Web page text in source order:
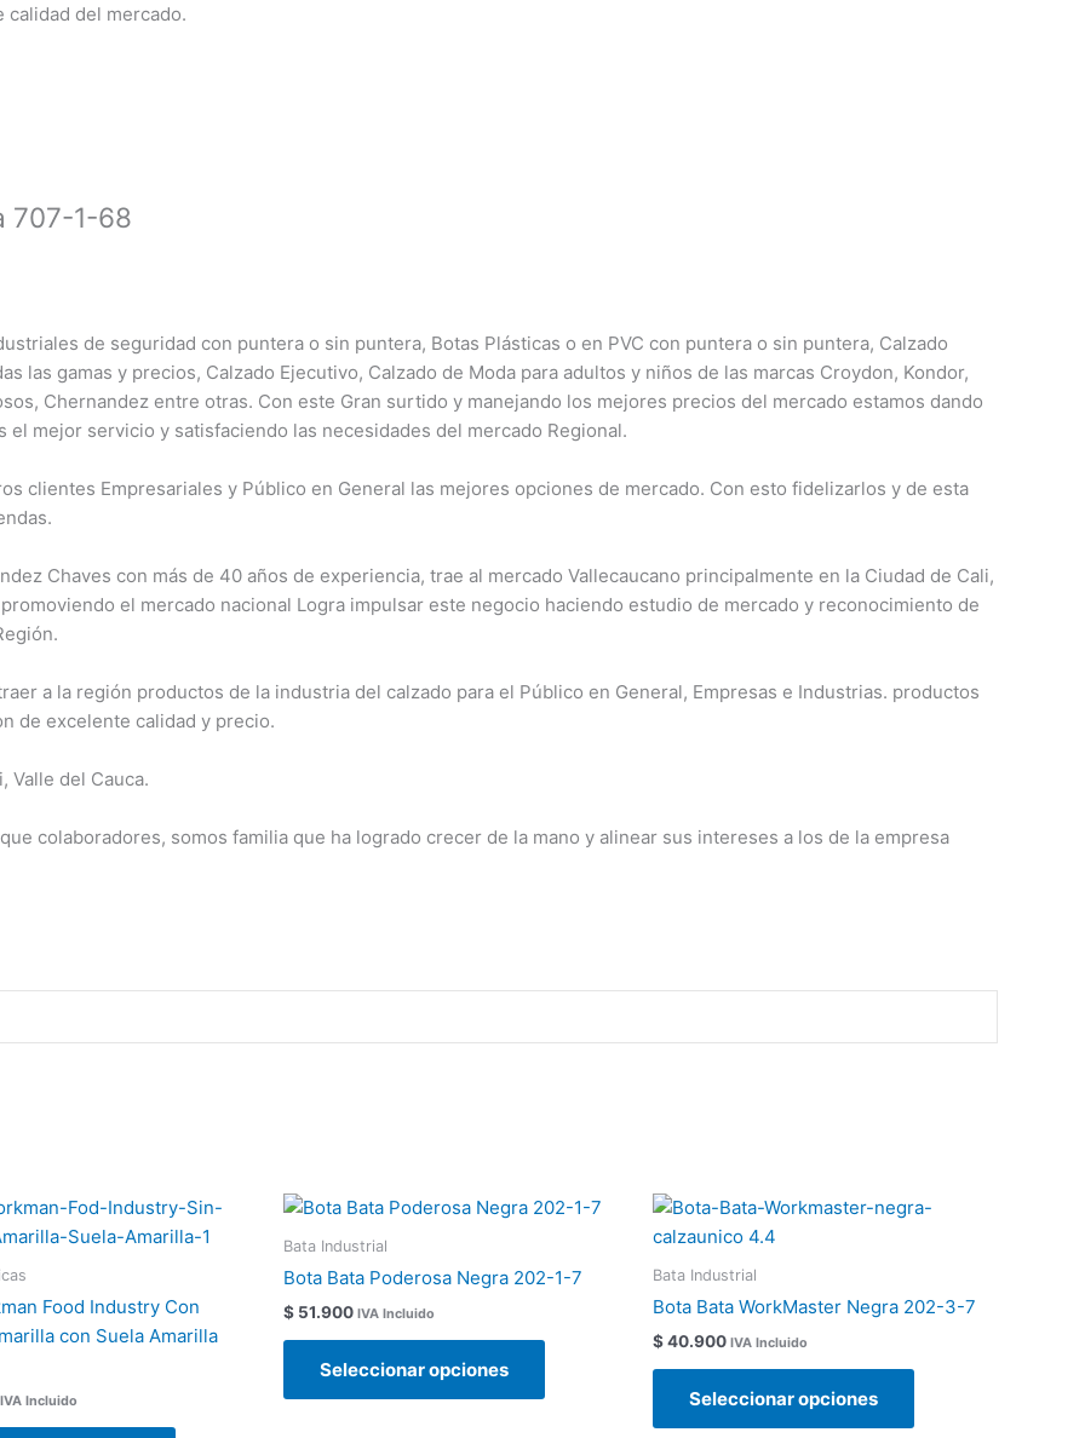
del mercado.
707-1-68
de seguridad con puntera o sin puntera, Botas Plásticas o en PVC con puntera o sin puntera, Calzado
las gamas y precios, Calzado Ejecutivo, Calzado de Moda para adultos y niños de las marcas Croydon, Kondor,
Chernandez entre otras. Con este Gran surtido y manejando los mejores precios del mercado estamos dando
mejor servicio y satisfaciendo las necesidades del mercado Regional.
clientes Empresariales y Público en General las mejores opciones de mercado. Con esto fidelizarlos y de esta
Chaves con más de 40 años de experiencia, trae al mercado Vallecaucano principalmente en la Ciudad de Cali,
el mercado nacional Logra impulsar este negocio haciendo estudio de mercado y reconocimiento de
a la región productos de la industria del calzado para el Público en General, Empresas e Industrias. productos
de excelente calidad y precio.
Valle del Cauca.
colaboradores, somos familia que ha logrado crecer de la mano y alinear sus intereses a los de la empresa
Food Industry Con
con Suela Amarilla
IVA Incluido
Este
producto
variantes.
Las
Bata Industrial
Bota Bata Poderosa Negra 202-1-7
$ 51.900 IVA Incluido
Seleccionar opciones
Este
Bata Industrial
Bota Bata WorkMaster Negra 202-3-7
$40.900 IVA Incluido
Seleccionar opciones
Este
variantes.